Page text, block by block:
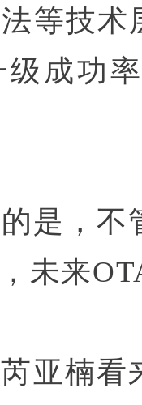
等技
成功
是，
未来
亚楠看